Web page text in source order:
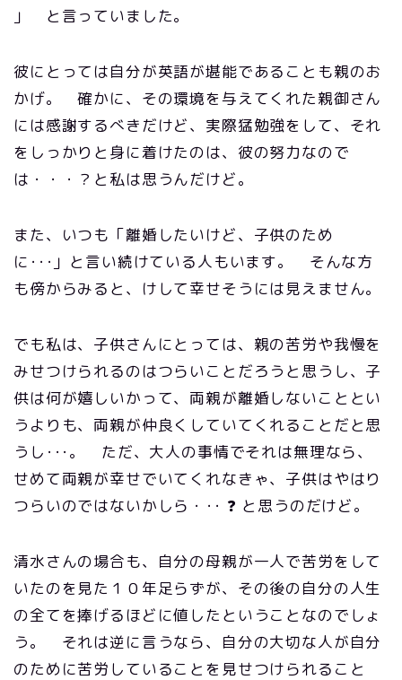
」 と言っていました。
彼にとっては自分が英語が堪能であることも親のお
かげ。 確かに、その環境を与えてくれた親御さん
には感謝するべきだけど、実際猛勉強をして、それ
をしっかりと身に着けたのは、彼の努力なので
は・・・？と私は思うんだけど。
また、いつも「離婚したいけど、子供のため
に･･･」と言い続けている人もいます。 そんな方
も傍からみると、けして幸せそうには見えません。
でも私は、子供さんにとっては、親の苦労や我慢を
みせつけられるのはつらいことだろうと思うし、子
供は何が嬉しいかって、両親が離婚しないこととい
うよりも、両親が仲良くしていてくれることだと思
うし･･･。 ただ、大人の事情でそれは無理なら、
せめて両親が幸せでいてくれなきゃ、子供はやはり
つらいのではないかしら・･･ ❓ と思うのだけど。
清水さんの場合も、自分の母親が一人で苦労をして
いたのを見た１０年足らずが、その後の自分の人生
の全てを捧げるほどに値したということなのでしょ
う。 それは逆に言うなら、自分の大切な人が自分
のために苦労していることを見せつけられること